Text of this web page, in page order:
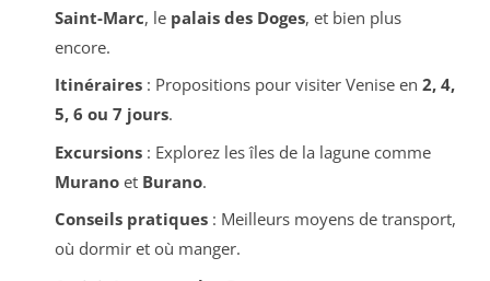
Saint-Marc, le palais des Doges, et bien plus
encore.
Itinéraires: Propositions pour visiter Venise en 2, 4,
5, 6 ou 7 jours.
Excursions: Explorez les îles de la lagune comme
Muranoet Burano.
Conseils pratiques: Meilleurs moyens de transport,
où dormir et où manger.